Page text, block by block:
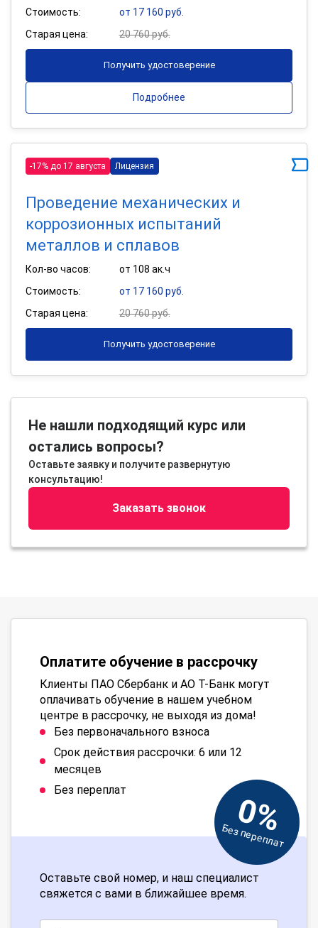
Стоимость:
от 17 160 руб.
Старая цена:
20 760 руб.
Получить удостоверение
Подробнее
-17% до 17 августа Лицензия
Проведение механических и
коррозионных испытаний
металлов и сплавов
Кол-во часов:
от 108 ак.ч
Стоимость:
от 17 160 руб.
Старая цена:
20 760 руб.
Получить удостоверение
Не нашли подходящий курс или
остались вопросы?
Оставьте заявку и получите развернутую
консультацию!
Заказать звонок
Оплатите обучение в рассрочку
Клиенты ПАО Сбербанк и АО Т-Банк могут
оплачивать обучение в нашем учебном
центре в рассрочку, не выходя из дома!
Без первоначального взноса
Срок действия рассрочки: 6 или 12
месяцев
Без переплат
0%
Без переплат
Оставьте свой номер, и наш специалист
свяжется с вами в ближайшее время.